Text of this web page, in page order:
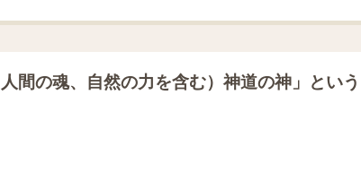
間の魂、自然の力を含む）神道の神」という